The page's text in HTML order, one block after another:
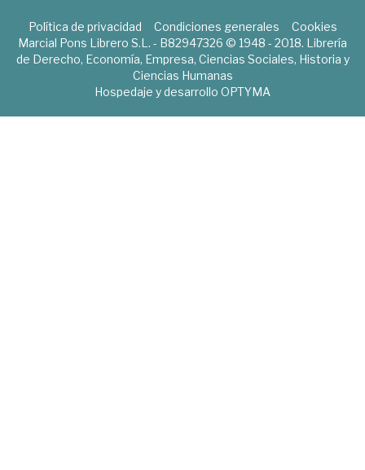
Política de privacidad Condiciones generales
Cookies
Marcial Pons Librero S.L. - B82947326 © 1948 - 2018. Librería
de Derecho, Economía, Empresa, Ciencias Sociales, Historia y
Ciencias Humanas
Hospedaje y desarrollo OPTYMA